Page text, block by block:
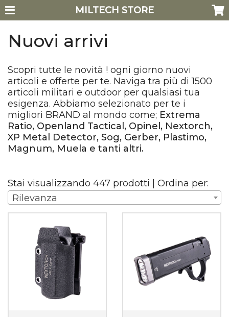
MILTECH STORE
Nuovi arrivi
Scopri tutte le novità ! ogni giorno nuovi
articoli e offerte per te. Naviga tra più di 1500
articoli militari e outdoor per qualsiasi tua
esigenza. Abbiamo selezionato per te i
migliori BRAND al mondo come; Extrema
Ratio, Openland Tactical, Opinel, Nextorch,
XP Metal Detector, Sog, Gerber, Plastimo,
Magnum, Muela e tanti altri.
Stai visualizzando 447 prodotti | Ordina per:
Rilevanza